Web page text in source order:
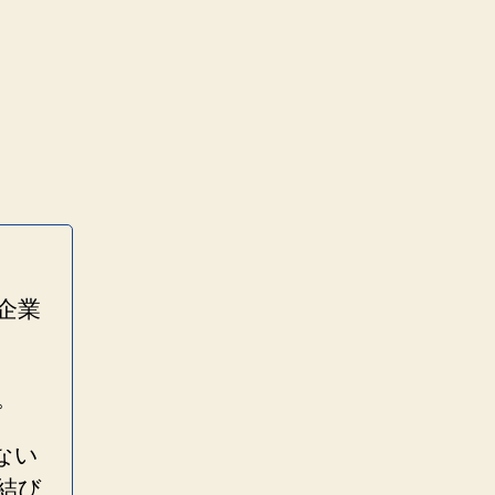
業
い
び